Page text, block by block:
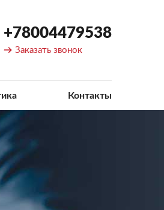
+78004479538
Заказать звонок
Контакты